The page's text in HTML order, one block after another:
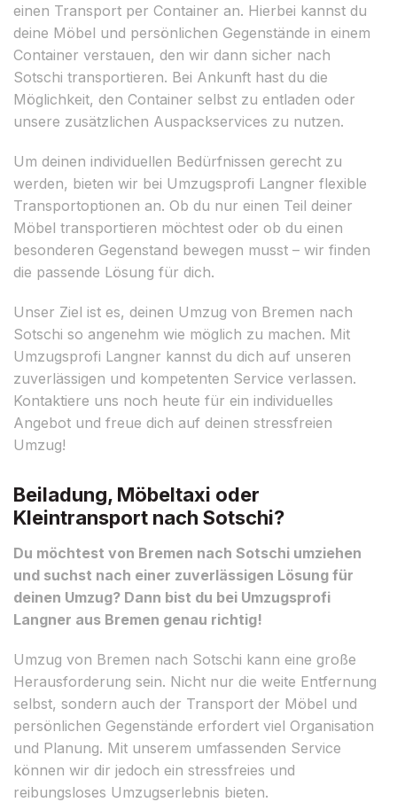
einen Transport per Container an. Hierbei kannst du
deine Möbel und persönlichen Gegenstände in einem
Container verstauen, den wir dann sicher nach
Sotschi transportieren. Bei Ankunft hast du die
Möglichkeit, den Container selbst zu entladen oder
unsere zusätzlichen Auspackservices zu nutzen.
Um deinen individuellen Bedürfnissen gerecht zu
werden, bieten wir bei Umzugsprofi Langner flexible
Transportoptionen an. Ob du nur einen Teil deiner
Möbel transportieren möchtest oder ob du einen
besonderen Gegenstand bewegen musst – wir finden
die passende Lösung für dich.
Unser Ziel ist es, deinen Umzug von Bremen nach
Sotschi so angenehm wie möglich zu machen. Mit
Umzugsprofi Langner kannst du dich auf unseren
zuverlässigen und kompetenten Service verlassen.
Kontaktiere uns noch heute für ein individuelles
Angebot und freue dich auf deinen stressfreien
Umzug!
Beiladung, Möbeltaxi oder
Kleintransport nach Sotschi?
Du möchtest von Bremen nach Sotschi umziehen
und suchst nach einer zuverlässigen Lösung für
deinen Umzug? Dann bist du bei Umzugsprofi
Langner aus Bremen genau richtig!
Umzug von Bremen nach Sotschi kann eine große
Herausforderung sein. Nicht nur die weite Entfernung
selbst, sondern auch der Transport der Möbel und
persönlichen Gegenstände erfordert viel Organisation
und Planung. Mit unserem umfassenden Service
können wir dir jedoch ein stressfreies und
reibungsloses Umzugserlebnis bieten.